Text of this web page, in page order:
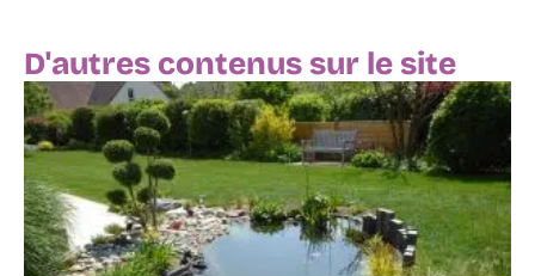
D'autres contenus sur le site